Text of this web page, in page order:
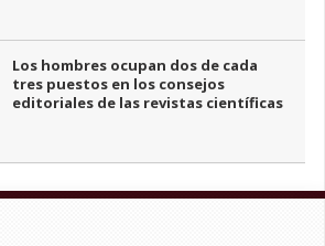
Los hombres ocupan dos de cada
tres puestos en los consejos
editoriales de las revistas científicas